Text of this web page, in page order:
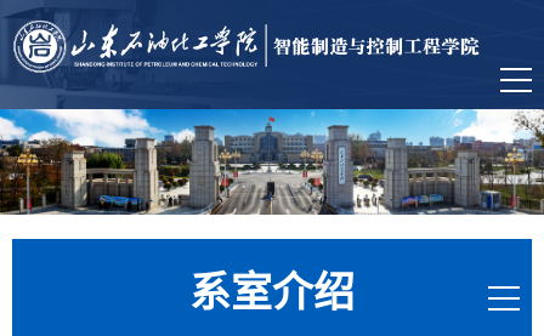
系室介绍